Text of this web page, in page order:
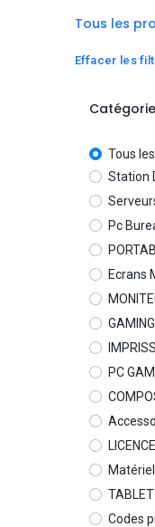
Tous les
Effacer les
Tous
Station
Pc
Ecrans
GAMING
PC
LICENCE
Codes